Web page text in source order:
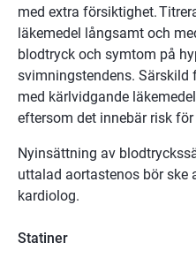
med extra försiktighet.
läkemedel långsamt och
blodtryck och symtom på
svimningstendens.
med kärlvidgande
eftersom det innebär risk
Nyinsättning av
uttalad aortastenos bör ske
kardiolog.
Statiner